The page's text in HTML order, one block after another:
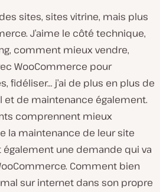
sites, sites vitrine, mais plus
J’aime le côté technique,
comment mieux vendre,
WooCommerce pour
fidéliser… j’ai de plus en plus de
de maintenance également.
comprennent mieux
la maintenance de leur site
également une demande qui va
Comment bien
sur internet dans son propre